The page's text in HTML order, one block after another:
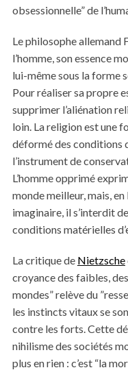
obsessionnelle” de
Le philosophe allemand
l’homme, son essence
lui-même sous la forme
Pour réaliser sa propre
supprimer l’aliénation
loin. La religion est une
déformé des conditions
l’instrument de
L’homme opprimé
monde meilleur, mais,
imaginaire, il s’interdit
conditions matérielles
La critique de Nietzsche
croyance des faibles,
mondes” relève du
les instincts vitaux se
contre les forts. Cette
nihilisme des sociétés
plus en rien : c’est “la
S
e
a
c
h
f
o